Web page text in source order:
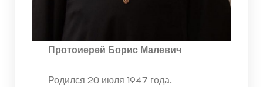
Протоиерей Борис Малевич
Родился 20 июля 1947 года.